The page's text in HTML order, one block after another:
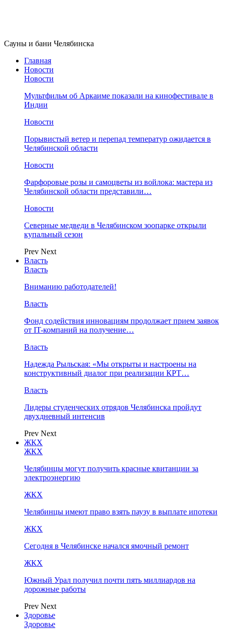
Сауны и бани Челябинска
Главная
Новости
Новости
Мультфильм об Аркаиме показали на кинофестивале в
Индии
Новости
Порывистый ветер и перепад температур ожидается в
Челябинской области
Новости
Фарфоровые розы и самоцветы из войлока: мастера из
Челябинской области представили…
Новости
Северные медведи в Челябинском зоопарке открыли
купальный сезон
Prev Next
Власть
Власть
Вниманию работодателей!
Власть
Фонд содействия инновациям продолжает прием заявок
от IT-компаний на получение…
Власть
Надежда Рыльская: «Мы открыты и настроены на
конструктивный диалог при реализации КРТ…
Власть
Лидеры студенческих отрядов Челябинска пройдут
двухдневный интенсив
Prev Next
ЖКХ
ЖКХ
Челябинцы могут получить красные квитанции за
электроэнергию
ЖКХ
Челябинцы имеют право взять паузу в выплате ипотеки
ЖКХ
Сегодня в Челябинске начался ямочный ремонт
ЖКХ
Южный Урал получил почти пять миллиардов на
дорожные работы
Prev Next
Здоровье
Здоровье